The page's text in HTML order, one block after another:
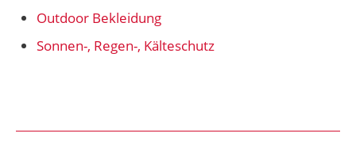
Outdoor Bekleidung
Sonnen-, Regen-, Kälteschutz